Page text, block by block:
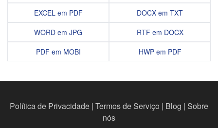
EXCEL em PDF
WORD em JPG
PDF em MOBI
DOCX em TXT
RTF em DOCX
HWP em PDF
Política de Privacidade | Termos de Serviço | Blog | Sobre
nós